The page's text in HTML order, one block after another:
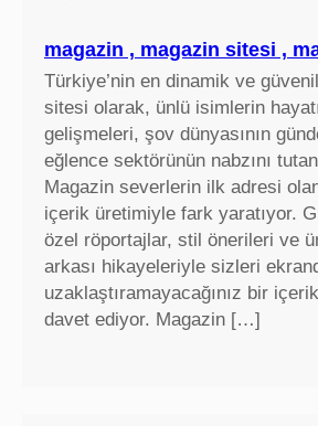
magazin , magazin sitesi ,
Türkiye’nin en dinamik ve
sitesi olarak, ünlü isimlerin
gelişmeleri, şov dünyasının
eğlence sektörünün nabzını
Magazin severlerin ilk adresi
içerik üretimiyle fark yaratıyor.
özel röportajlar, stil önerileri ve
arkası hikayeleriyle sizleri
uzaklaştıramayacağınız bir
davet ediyor. Magazin […]